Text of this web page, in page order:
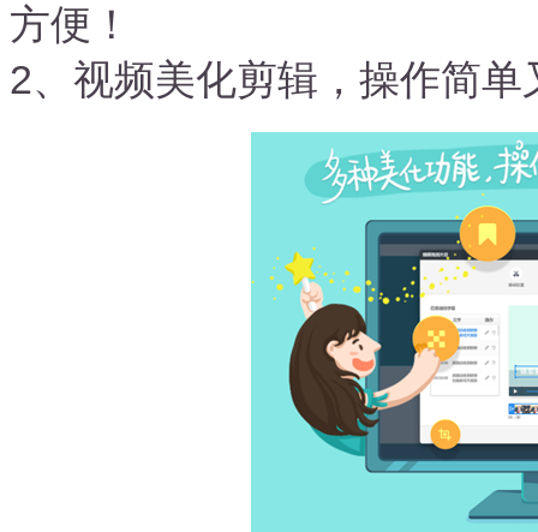
方便！
2、视频美化剪辑，操作简单